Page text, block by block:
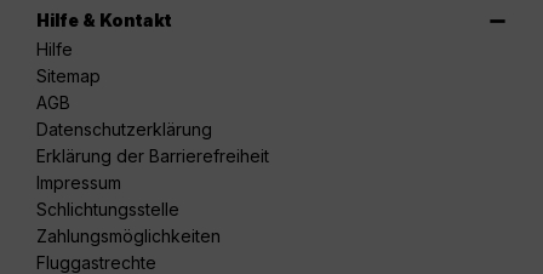
Hilfe & Kontakt
Hilfe
Sitemap
AGB
Datenschutzerklärung
Erklärung der Barrierefreiheit
Impressum
Schlichtungsstelle
Zahlungsmöglichkeiten
Fluggastrechte